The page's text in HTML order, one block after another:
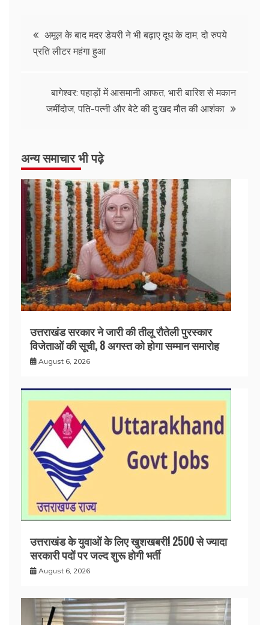
अमूल के बाद मदर डेयरी ने भी बढ़ाए दूध के दाम, दो रुपये
प्रति लीटर महंगा हुआ
बागेश्वर: पहाड़ों में आसमानी आफत, भारी बारिश से मकान
जमींदोज, पति-पत्नी और बेटे की दु:खद मौत की आशंका
अन्य समाचार भी पढ़े
उत्तराखंड सरकार ने जारी की तीलू रौतेली पुरस्कार
विजेताओं की सूची, 8 अगस्त को होगा सम्मान समारोह
August 6, 2026
उत्तराखंड के युवाओं के लिए खुशखबरी! 2500 से ज्यादा
सरकारी पदों पर जल्द शुरू होगी भर्ती
August 6, 2026